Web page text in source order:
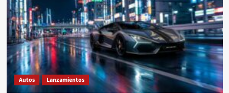
Autos Lanzamientos